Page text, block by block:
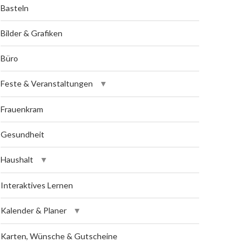
Basteln
Bilder & Grafiken
Büro
Feste & Veranstaltungen
Frauenkram
Gesundheit
Haushalt
Interaktives Lernen
Kalender & Planer
Karten, Wünsche & Gutscheine